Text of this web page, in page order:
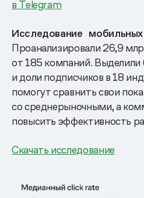
в Telegram
Исследование
Проанализировали 26,9
от 185 компаний. Выделили
и доли подписчиков в 18
помогут сравнить свои
со среднерыночными, а
повысить эффективность
Скачать исследование